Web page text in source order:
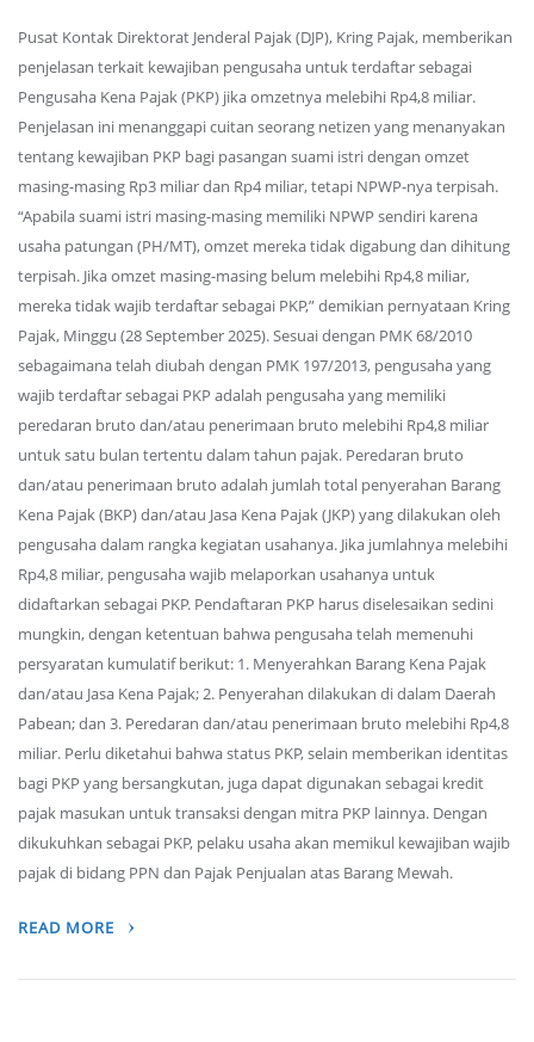
Pusat Kontak Direktorat Jenderal Pajak (DJP), Kring Pajak, memberikan
penjelasan terkait kewajiban pengusaha untuk terdaftar sebagai
Pengusaha Kena Pajak (PKP) jika omzetnya melebihi Rp4,8 miliar.
Penjelasan ini menanggapi cuitan seorang netizen yang menanyakan
tentang kewajiban PKP bagi pasangan suami istri dengan omzet
masing-masing Rp3 miliar dan Rp4 miliar, tetapi NPWP-nya terpisah.
“Apabila suami istri masing-masing memiliki NPWP sendiri karena
usaha patungan (PH/MT), omzet mereka tidak digabung dan dihitung
terpisah. Jika omzet masing-masing belum melebihi Rp4,8 miliar,
mereka tidak wajib terdaftar sebagai PKP,” demikian pernyataan Kring
Pajak, Minggu (28 September 2025). Sesuai dengan PMK 68/2010
sebagaimana telah diubah dengan PMK 197/2013, pengusaha yang
wajib terdaftar sebagai PKP adalah pengusaha yang memiliki
peredaran bruto dan/atau penerimaan bruto melebihi Rp4,8 miliar
untuk satu bulan tertentu dalam tahun pajak. Peredaran bruto
dan/atau penerimaan bruto adalah jumlah total penyerahan Barang
Kena Pajak (BKP) dan/atau Jasa Kena Pajak (JKP) yang dilakukan oleh
pengusaha dalam rangka kegiatan usahanya. Jika jumlahnya melebihi
Rp4,8 miliar, pengusaha wajib melaporkan usahanya untuk
didaftarkan sebagai PKP. Pendaftaran PKP harus diselesaikan sedini
mungkin, dengan ketentuan bahwa pengusaha telah memenuhi
persyaratan kumulatif berikut: 1. Menyerahkan Barang Kena Pajak
dan/atau Jasa Kena Pajak; 2. Penyerahan dilakukan di dalam Daerah
Pabean; dan 3. Peredaran dan/atau penerimaan bruto melebihi Rp4,8
miliar. Perlu diketahui bahwa status PKP, selain memberikan identitas
bagi PKP yang bersangkutan, juga dapat digunakan sebagai kredit
pajak masukan untuk transaksi dengan mitra PKP lainnya. Dengan
dikukuhkan sebagai PKP, pelaku usaha akan memikul kewajiban wajib
pajak di bidang PPN dan Pajak Penjualan atas Barang Mewah.
READ MORE